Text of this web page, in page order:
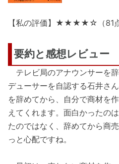
【私の評価】★★★★☆（81点
要約と感想レビュー
テレビ局のアナウンサーを
デューサーを自認する石井さ
を辞めてから、自分で商材を
えてくれます。面白かったの
たのではなく、辞めてから商
っと心配ですね。